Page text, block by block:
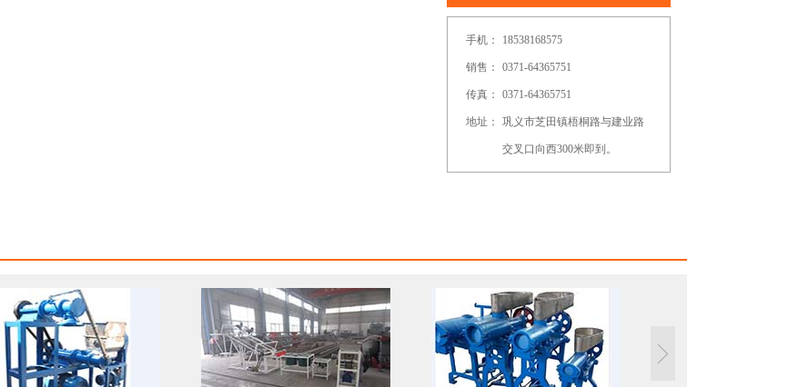
手机： 18538168575
销售： 0371-64365751
传真： 0371-64365751
地址： 巩义市芝田镇梧桐路与建业路
交叉口向西300米即到。